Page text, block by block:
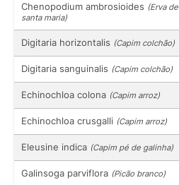
Chenopodium ambrosioides (Erva de
santa maria)
Digitaria horizontalis (Capim colchão)
Digitaria sanguinalis (Capim colchão)
Echinochloa colona (Capim arroz)
Echinochloa crusgalli (Capim arroz)
Eleusine indica (Capim pé de galinha)
Galinsoga parviflora (Picão branco)